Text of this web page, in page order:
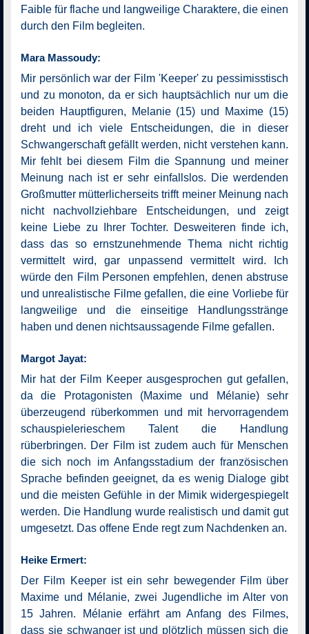
Faible für flache und langweilige Charaktere, die einen
durch den Film begleiten.
Mara Massoudy:
Mir persönlich war der Film 'Keeper' zu pessimisstisch
und zu monoton, da er sich hauptsächlich nur um die
beiden Hauptfiguren, Melanie (15) und Maxime (15)
dreht und ich viele Entscheidungen, die in dieser
Schwangerschaft gefällt werden, nicht verstehen kann.
Mir fehlt bei diesem Film die Spannung und meiner
Meinung nach ist er sehr einfallslos. Die werdenden
Großmutter mütterlicherseits trifft meiner Meinung nach
nicht nachvollziehbare Entscheidungen, und zeigt
keine Liebe zu Ihrer Tochter. Desweiteren finde ich,
dass das so ernstzunehmende Thema nicht richtig
vermittelt wird, gar unpassend vermittelt wird. Ich
würde den Film Personen empfehlen, denen abstruse
und unrealistische Filme gefallen, die eine Vorliebe für
langweilige und die einseitige Handlungsstränge
haben und denen nichtsaussagende Filme gefallen.
Margot Jayat:
Mir hat der Film Keeper ausgesprochen gut gefallen,
da die Protagonisten (Maxime und Mélanie) sehr
überzeugend rüberkommen und mit hervorragendem
schauspielerieschem Talent die Handlung
rüberbringen. Der Film ist zudem auch für Menschen
die sich noch im Anfangsstadium der französischen
Sprache befinden geeignet, da es wenig Dialoge gibt
und die meisten Gefühle in der Mimik widergespiegelt
werden. Die Handlung wurde realistisch und damit gut
umgesetzt. Das offene Ende regt zum Nachdenken an.
Heike Ermert:
Der Film Keeper ist ein sehr bewegender Film über
Maxime und Mélanie, zwei Jugendliche im Alter von
15 Jahren. Mélanie erfährt am Anfang des Filmes,
dass sie schwanger ist und plötzlich müssen sich die